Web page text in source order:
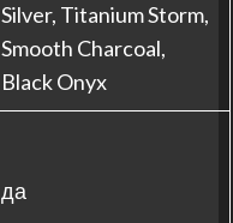
Silver, Titanium Storm,
Smooth Charcoal,
Black Onyx​
да